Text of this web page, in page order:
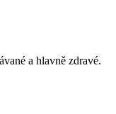
a hlavně zdravé.